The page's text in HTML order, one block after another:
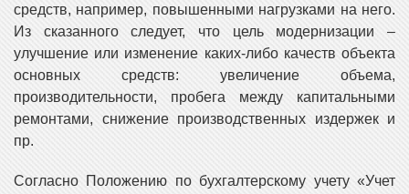
средств, например, повышенными нагрузками на него.
Из сказанного следует, что цель модернизации –
улучшение или изменение каких-либо качеств объекта
основных средств: увеличение объема,
производительности, пробега между капитальными
ремонтами, снижение производственных издержек и
пр.
Согласно Положению по бухгалтерскому учету «Учет